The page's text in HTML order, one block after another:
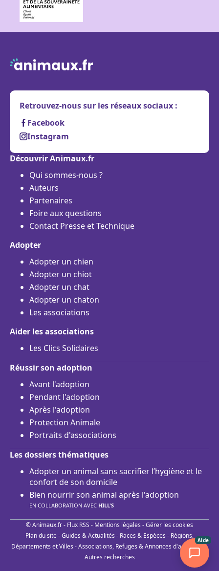
Retrouvez-nous sur les réseaux sociaux :
Facebook
Instagram
Découvrir Animaux.fr
Qui sommes-nous ?
Auteurs
Partenaires
Foire aux questions
Contact Presse et Technique
Adopter
Adopter un chien
Adopter un chiot
Adopter un chat
Adopter un chaton
Les associations
Aider les associations
Les Clics Solidaires
Réussir son adoption
Avant l'adoption
Pendant l'adoption
Après l'adoption
Protection Animale
Portraits d'associations
Les dossiers thématiques
Adopter un animal sans sacrifier l’hygiène et le
confort de son domicile
Bien nourrir son animal après l'adoption
EN COLLABORATION AVEC HILL'S
© Animaux.fr - Flux RSS - Mentions légales -Gérer les cookies
Plan du site-Guides & Actualités - Races & Espèces - Régions,
Départements et Villes -Associations, Refuges & Annonces d'adoptions-
Autres recherches
Aide